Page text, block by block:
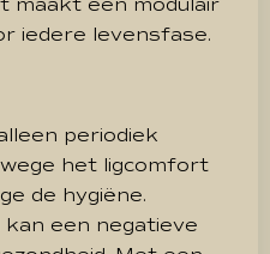
maakt een modulair
iedere levensfase.
periodiek
het ligcomfort
de hygiëne.
een negatieve